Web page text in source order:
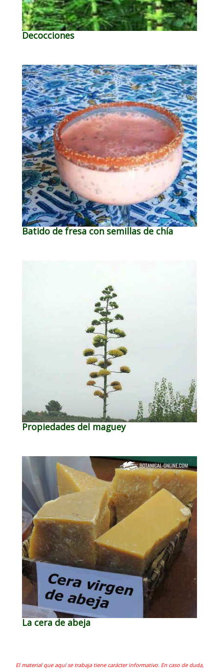
Decocciones
Batido de fresa con semillas de chía
Propiedades del maguey
La cera de abeja
El material que aquí se trabaja tiene carácter informativo. En caso de duda,